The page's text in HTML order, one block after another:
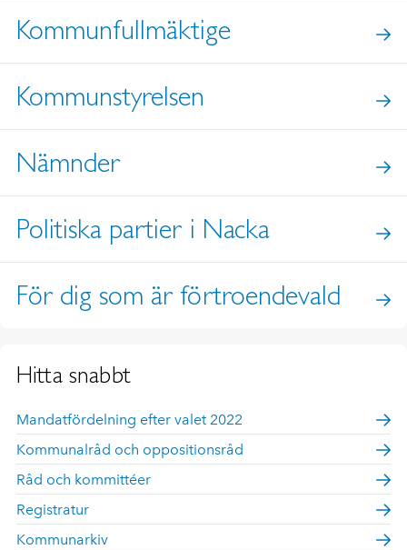
Kommunfullmäktige
Kommunstyrelsen
Nämnder
Politiska partier i Nacka
För dig som är förtroendevald
Hitta snabbt
Mandatfördelning efter valet 2022
Kommunalråd och oppositionsråd
Råd och kommittéer
Registratur
Kommunarkiv